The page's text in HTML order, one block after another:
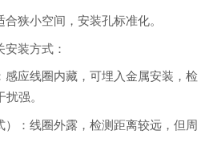
狭小空间，安装孔标准化。
装方式：
感应线圈内藏，可埋入金属安装，检
强。
）：线圈外露，检测距离较远，但周